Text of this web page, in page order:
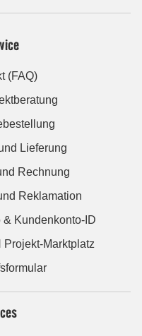
(FAQ)
Lieferung
Rechnung
Reklamation
Kundenkonto-ID
Marktplatz